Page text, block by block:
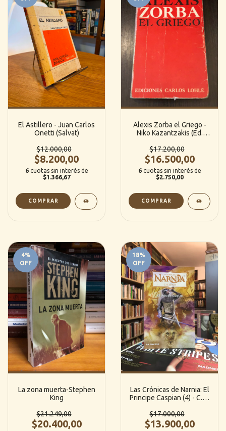
El Astillero - Juan Carlos
Onetti (Salvat)
$12.000,00
$8.200,00
6 cuotas sin interés de
$1.366,67
Alexis Zorba el Griego -
Niko Kazantzakis (Ed.
$17.200,00
$16.500,00
6 cuotas sin interés de
$2.750,00
4%
OFF
La zona muerta-Stephen
King
$21.249,00
$20.400,00
18%
OFF
Las Crónicas de Narnia: El
Principe Caspian (4) - C. S.
$17.000,00
$13.900,00